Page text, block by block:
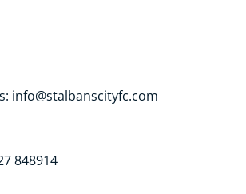
info@stalbanscityfc.com
848914